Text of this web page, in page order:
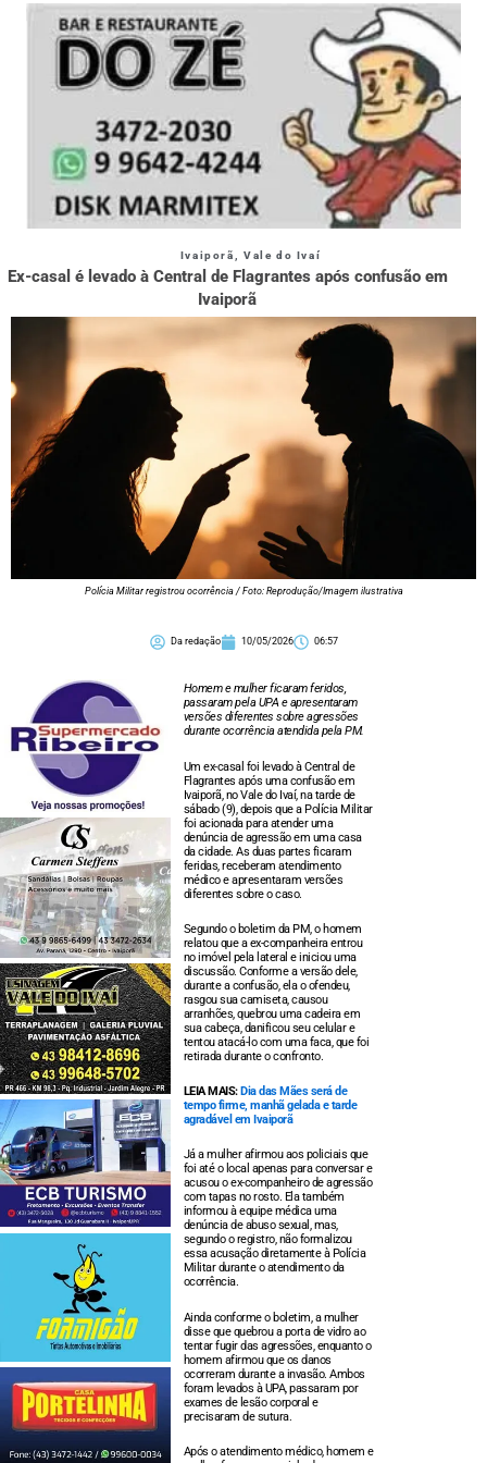
Ivaiporã Vale do Ivaí
Ex-casal é levado à Central de Flagrantes após confusão em
Ivaiporã
Polícia Militar registrou ocorrência / Foto: Reprodução/Imagem ilustrativa
Da redação 10/05/2026 06:57
Homem e mulher ficaram feridos,
passaram pela UPA e apresentaram
versões diferentes sobre agressões
durante ocorrência atendida pela PM.
Um ex-casal foi levado à Central de
Flagrantes após uma confusão em
Ivaiporã, no Vale do Ivaí, na tarde de
sábado (9), depois que a Polícia Militar
foi acionada para atender uma
denúncia de agressão em uma casa
da cidade. As duas partes ficaram
feridas, receberam atendimento
médico e apresentaram versões
diferentes sobre o caso.
Segundo o boletim da PM, o homem
relatou que a ex-companheira entrou
no imóvel pela lateral e iniciou uma
discussão. Conforme a versão dele,
durante a confusão, ela o ofendeu,
rasgou sua camiseta, causou
arranhões, quebrou uma cadeira em
sua cabeça, danificou seu celular e
tentou atacá-lo com uma faca, que foi
retirada durante o confronto.
LEIA MAIS: Dia das Mães será de
tempo firme, manhã gelada e tarde
agradável em Ivaiporã
Já a mulher afirmou aos policiais que
foi até o local apenas para conversar e
acusou o ex-companheiro de agressão
com tapas no rosto. Ela também
informou à equipe médica uma
denúncia de abuso sexual, mas,
segundo o registro, não formalizou
essa acusação diretamente à Polícia
Militar durante o atendimento da
ocorrência.
Ainda conforme o boletim, a mulher
disse que quebrou a porta de vidro ao
tentar fugir das agressões, enquanto o
homem afirmou que os danos
ocorreram durante a invasão. Ambos
foram levados à UPA, passaram por
exames de lesão corporal e
precisaram de sutura.
Após o atendimento médico, homem e